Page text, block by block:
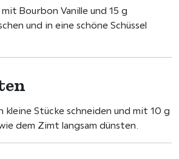
Bourbon Vanille und 15 g
und in eine schöne Schüssel
kleine Stücke schneiden und mit 10 g
dem Zimt langsam dünsten.